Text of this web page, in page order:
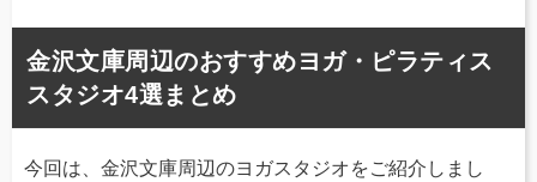
金沢文庫周辺のおすすめヨガ・ピラティス
スタジオ4選まとめ
今回は、金沢文庫周辺のヨガスタジオをご紹介しまし